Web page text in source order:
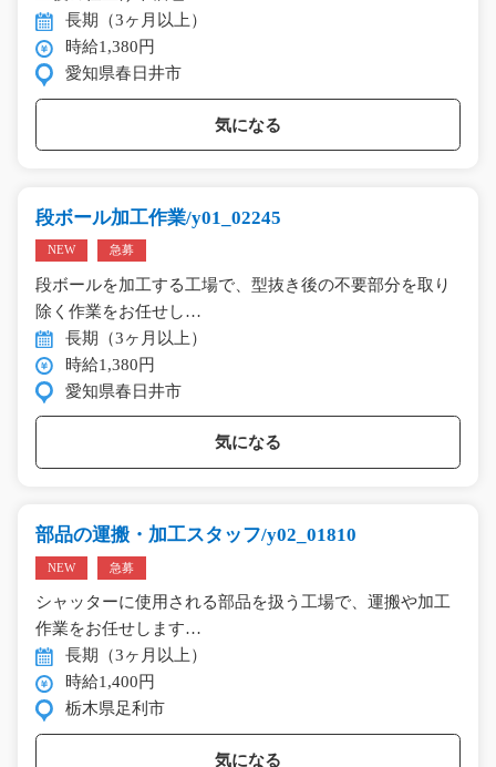
長期（3ヶ月以上）
時給1,380円
愛知県春日井市
気になる
段ボール加工作業/y01_02245
NEW 急募
段ボールを加工する工場で、型抜き後の不要部分を取り
除く作業をお任せし…
長期（3ヶ月以上）
時給1,380円
愛知県春日井市
気になる
部品の運搬・加工スタッフ/y02_01810
NEW 急募
シャッターに使用される部品を扱う工場で、運搬や加工
作業をお任せします…
長期（3ヶ月以上）
時給1,400円
栃木県足利市
気になる